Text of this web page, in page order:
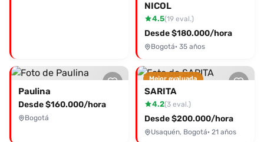
NICOL
4.5(19 eval.)
Desde $180.000/hora
Bogotá· 35 años
Paulina
Desde $160.000/hora
Bogotá
Mejor evaluada
SARITA
4.2(3 eval.)
Desde $200.000/hora
Usaquén, Bogotá· 21 años